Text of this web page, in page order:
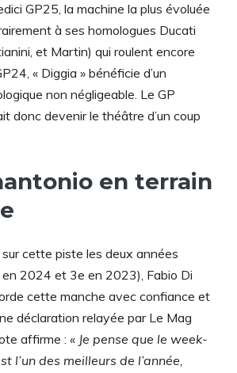
GP25, la machine la plus évoluée
à ses homologues Ducati
et Martin) qui roulent encore
« Diggia » bénéficie d’un
non négligeable. Le GP
donc devenir le théâtre d’un coup
en terrain
cette piste les deux années
2024 et 3e en 2023), Fabio Di
cette manche avec confiance et
déclaration relayée par Le Mag
affirme : « Je pense que le week-
l’un des meilleurs de l’année,